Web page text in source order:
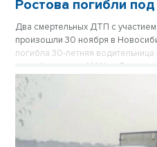
Ростова погибли
Два смертельных ДТП с
произошли 30 ноября в
погибла 30-летняя
летний водитель MAN из
региону.